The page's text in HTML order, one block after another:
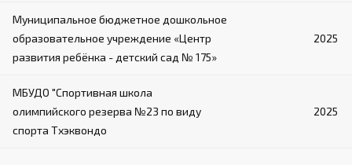
Муниципальное бюджетное дошкольное
образовательное учреждение «Центр
развития ребёнка - детский сад № 175»
2025
МБУДО "Спортивная школа
олимпийского резерва №23 по виду
спорта Тхэквондо
2025